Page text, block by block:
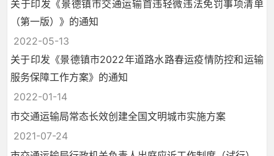
关于印发《景德镇市交通运输首违轻微违法免罚事项清单
（第一版）》的通知
2022-05-13
关于印发《景德镇市2022年道路水路春运疫情防控和运输
服务保障工作方案》的通知
2022-01-14
市交通运输局常态长效创建全国文明城市实施方案
2021-07-24